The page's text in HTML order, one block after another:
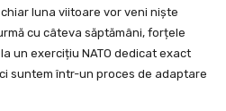
luna viitoare vor veni niște
cu câteva săptămâni, forțele
un exercițiu NATO dedicat exact
suntem într-un proces de adaptare